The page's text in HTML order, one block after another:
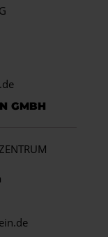
GMBH